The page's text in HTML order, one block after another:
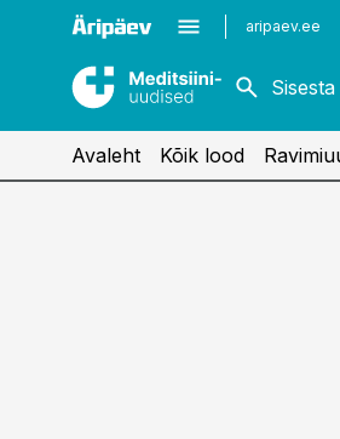
aripaev.ee
Kirurgia
Naistehaigused
Avaleht Kõik lood